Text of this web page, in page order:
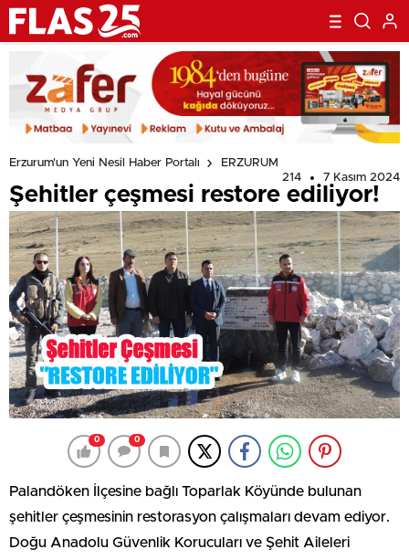
Erzurum'un Yeni Nesil Haber Portalı
ERZURUM
214
7 Kasım 2024
Şehitler çeşmesi restore ediliyor!
0 0
Palandöken İlçesine bağlı Toparlak Köyünde bulunan
şehitler çeşmesinin restorasyon çalışmaları devam ediyor.
Doğu Anadolu Güvenlik Korucuları ve Şehit Aileleri